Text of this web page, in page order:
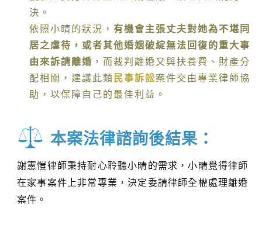
決。
依照小晴的狀況， 有機會主張丈夫對她為不堪同
居之虐待，或者其他婚姻破綻無法回復的重大事
由來訴請離婚 ，而裁判離婚又與扶養費、財產分
配相關，建議此類 民事訴訟案件交由專業律師協
助，以保障自己的最佳利益。
本案法律諮詢後結果：
謝憲愷律師秉持耐心聆聽小晴的需求，小晴覺得律師
在家事案件上非常專業，決定委請律師全權處理離婚
案件。